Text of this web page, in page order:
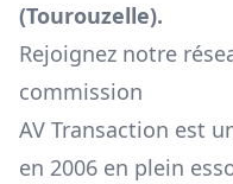
(Tourouzelle).
Rejoignez notre
commission
AV Transaction est
en 2006 en plein